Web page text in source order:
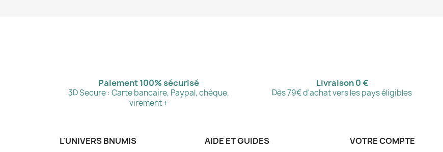
Paiement 100% sécurisé
3D Secure : Carte bancaire, Paypal, chèque,
virement +
Livraison 0 €
Dès 79€ d'achat vers les pays éligibles
L'UNIVERS BNUMIS AIDE ET GUIDES VOTRE COMPTE